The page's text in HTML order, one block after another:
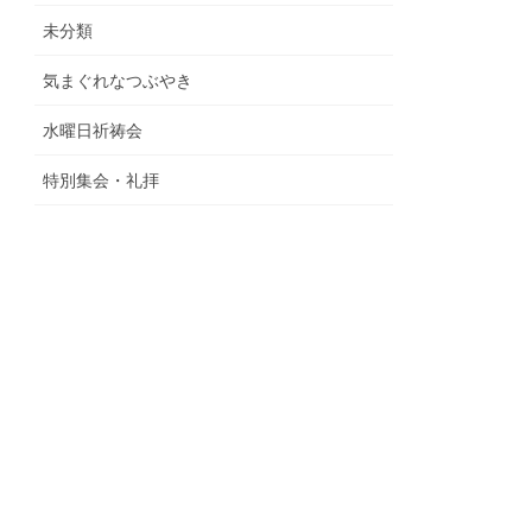
未分類
気まぐれなつぶやき
水曜日祈祷会
特別集会・礼拝